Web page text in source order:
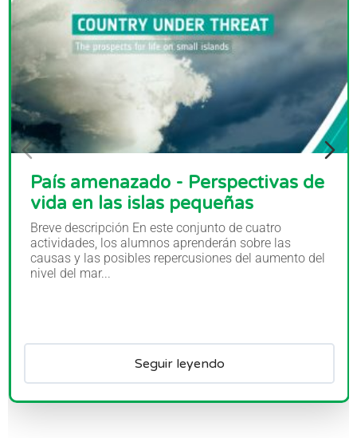
País amenazado - Perspectivas de
vida en las islas pequeñas
Breve descripción En este conjunto de cuatro
actividades, los alumnos aprenderán sobre las
causas y las posibles repercusiones del aumento del
nivel del mar...
Seguir leyendo